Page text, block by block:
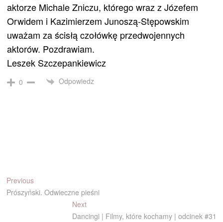
aktorze Michale Zniczu, którego wraz z Józefem
Orwidem i Kazimierzem Junoszą-Stępowskim
uważam za ścisłą czołówkę przedwojennych
aktorów. Pozdrawiam.
Leszek Szczepankiewicz
0 Odpowiedz
Nawigacja
wpisu
PreviousPrevious
post:
Prószyński. Odwieczne pieśni
NextNext
post:
Dancingi | Filmy, które kochamy | odcinek #31